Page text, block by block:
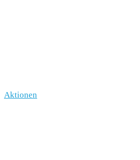
Aktionen